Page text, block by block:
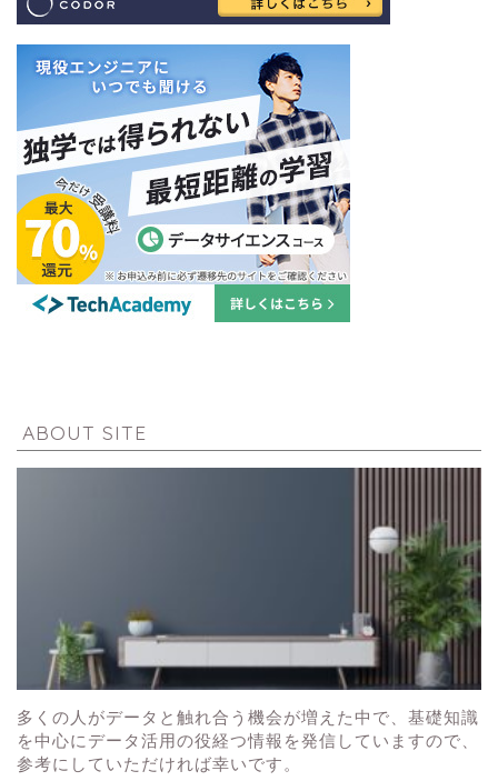
ABOUT SITE
多くの人がデータと触れ合う機会が増えた中で、基礎知識
を中心にデータ活用の役経つ情報を発信していますので、
参考にしていただければ幸いです。